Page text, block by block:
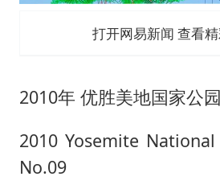
打开网易新闻 查看
2010年 优胜美地国家公
2010 Yosemite
No.09